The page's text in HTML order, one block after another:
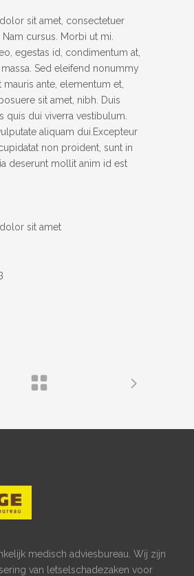
sit amet, consectetuer
cursus. Morbi ut mi.
egestas id, condimentum at,
massa. Sed eleifend nonummy
mauris ante, elementum et,
sit amet, nibh. Duis
quis dui viverra vestibulum.
aliquam dui.Excepteur
non proident, sunt in
deserunt mollit anim id est
sit amet
medisch adviesbureau. Wij zijn
van letselschadezaken voor